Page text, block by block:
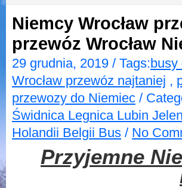
Niemcy Wrocław
przewóz Wrocław
29 grudnia, 2019 / Tags:busy
Wrocław przewóz najtaniej ,
przewozy do Niemiec /
Świdnica Legnica Lubin
Holandii Belgii Bus / No
Przyjemne